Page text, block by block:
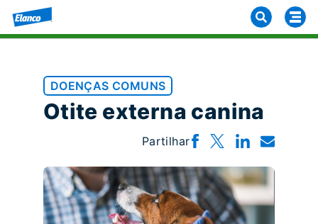
DOENÇAS COMUNS
Otite externa canina
Partilhar